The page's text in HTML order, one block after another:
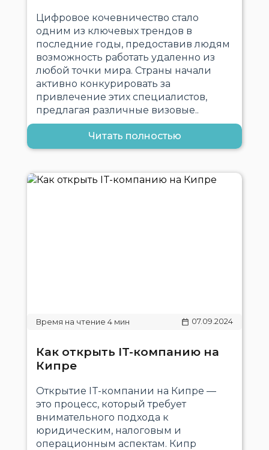
Цифровое кочевничество стало
одним из ключевых трендов в
последние годы, предоставив людям
возможность работать удаленно из
любой точки мира. Страны начали
активно конкурировать за
привлечение этих специалистов,
предлагая различные визовые..
Читать полностью
07.09.2024
Как открыть IT-компанию на
Кипре
Открытие IT-компании на Кипре —
это процесс, который требует
внимательного подхода к
юридическим, налоговым и
операционным аспектам. Кипр